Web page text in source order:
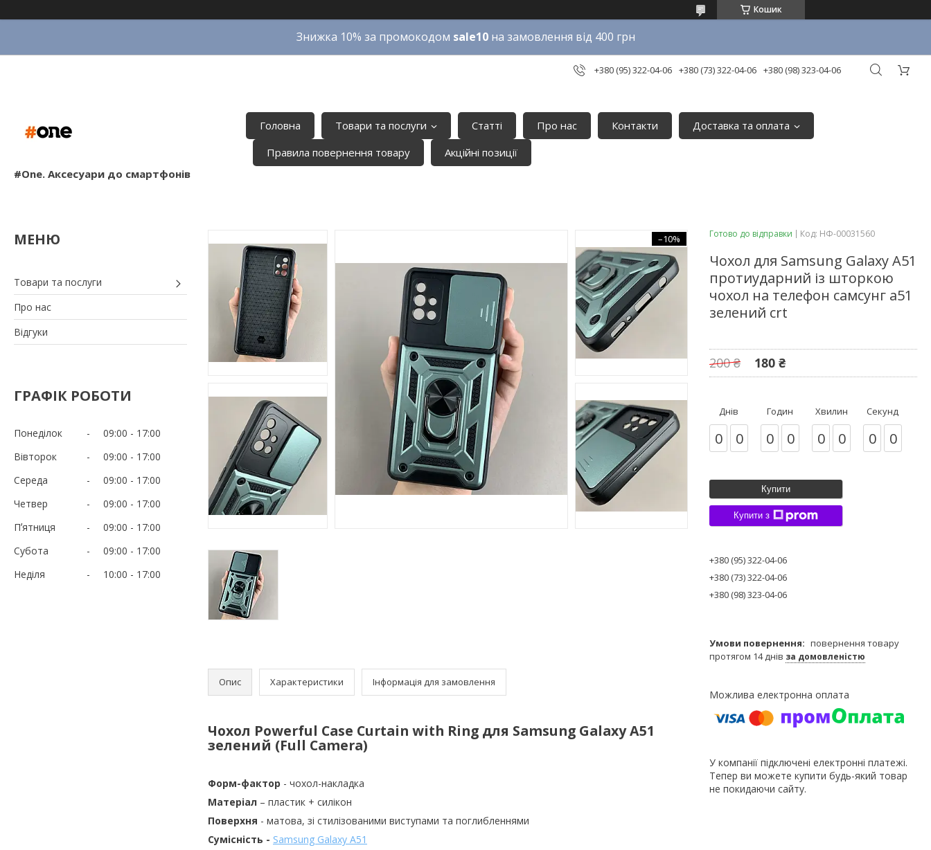
Кошик
Знижка 10% за промокодом sale10на замовлення від 400 грн
+380 (95) 322-04-06 +380 (73) 322-04-06 +380 (98) 323-04-06
#One. Аксесуари до смартфонів
Головна Товари та послуги Статті Про нас Контакти
Доставка та оплата
Правила повернення товару
Акційні позиції
Товари та послуги
Про нас
Відгуки
ГРАФІК РОБОТИ
Понеділок 09:00
17:00
Вівторок
09:00
17:00
Середа
09:00
17:00
Четвер
09:00
17:00
Пʼятниця
09:00
17:00
Субота
09:00
17:00
Неділя
10:00 17:00
–10%
Опис Характеристики Інформація для замовлення
Чохол Powerful Case Curtain with Ring для Samsung Galaxy A51
зелений (Full Camera)
Форм-фактор - чохол-накладка
Матеріал – пластик + силікон
Поверхня - матова, зі стилізованими виступами та поглибленнями
Сумісність - Samsung Galaxy A51
Готово до відправки Код: НФ-00031560
Чохол для Samsung Galaxy A51
протиударний із шторкою
чохол на телефон самсунг а51
зелений crt
200 ₴ 180 ₴
Днів
0 0
Годин
0 0
Хвилин
0 0
Секунд
0 0
Купити
Купити з
+380 (95) 322-04-06
+380 (73) 322-04-06
+380 (98) 323-04-06
повернення товару
протягом 14 днів за домовленістю
У компанії підключені електронні платежі.
Тепер ви можете купити будь-який товар
не покидаючи сайту.